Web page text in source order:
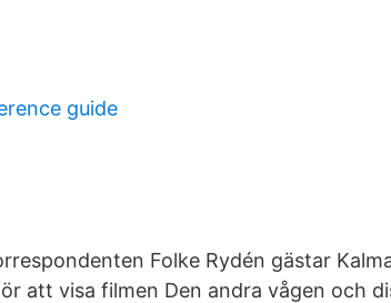
guide
Folke Rydén gästar
att visa filmen Den andra vågen och